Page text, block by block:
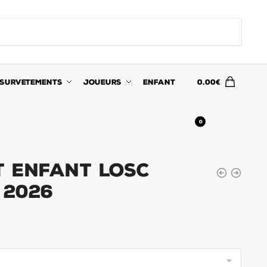
JOUEURS ENFANT 0.00€
0
LOSC